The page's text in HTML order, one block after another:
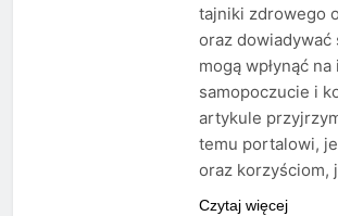
tajniki zdrowego
oraz dowiadywać
mogą wpłynąć na
samopoczucie i
artykule
temu portalowi,
oraz korzyściom,
Czytaj więcej